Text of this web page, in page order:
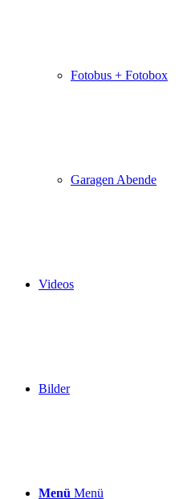
Fotobus + Fotobox
Garagen Abende
Videos
Bilder
Menü Menü